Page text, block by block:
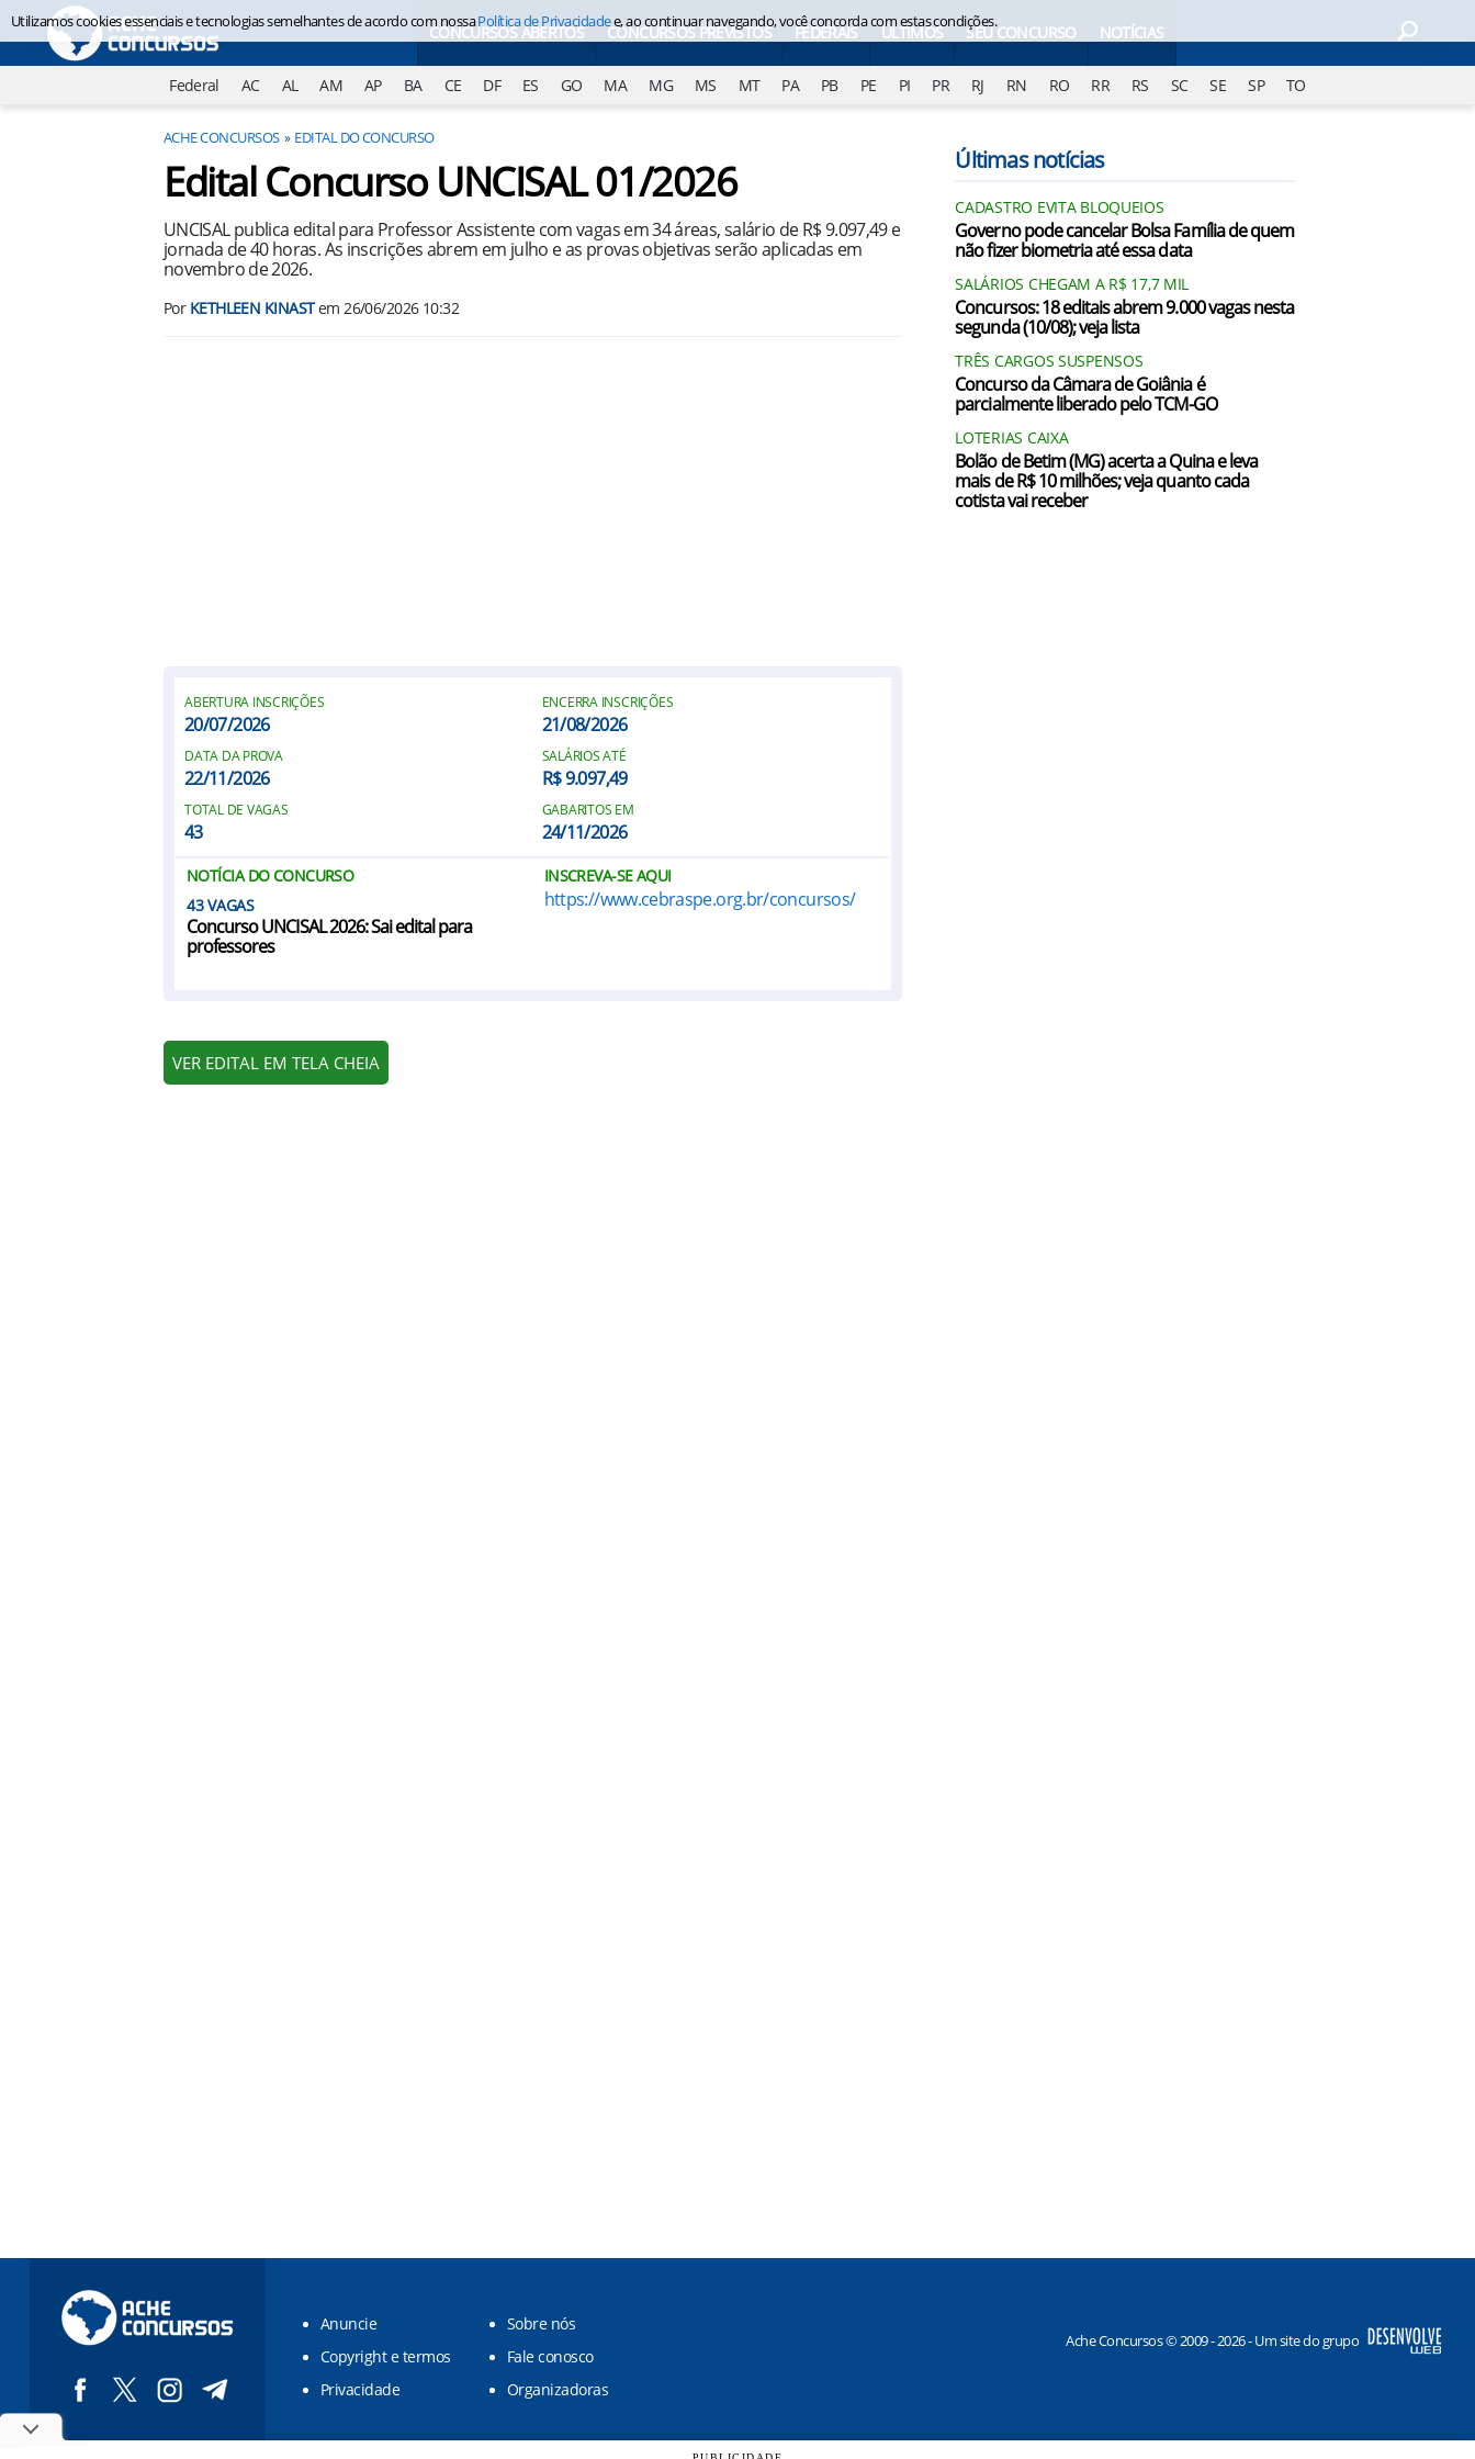
CONCURSOS ABERTOS CONCURSOS PREVISTOS FEDERAIS ÚLTIMOS SEU CONCURSO NOTÍCIAS
Federal AC AL AM AP BA CE DF ES GO MA MG MS MT PA PB PE PI PR RJ RN RO RR RS SC SE SP TO
ACHE CONCURSOS EDITAL DO CONCURSO
Edital Concurso UNCISAL 01/2026
UNCISAL publica edital para Professor Assistente com vagas em 34 áreas, salário de R$ 9.097,49 e
jornada de 40 horas. As inscrições abrem em julho e as provas objetivas serão aplicadas em
novembro de 2026.
Por KETHLEEN KINASTem26/06/2026 10:32
ABERTURA INSCRIÇÕES
20/07/2026
ENCERRA INSCRIÇÕES
21/08/2026
DATA DA PROVA
22/11/2026
SALÁRIOS ATÉ
R$ 9.097,49
TOTAL DE VAGAS
43
GABARITOS EM
24/11/2026
NOTÍCIA DO CONCURSO
43
Concurso UNCISAL 2026: Sai edital para
professores
INSCREVA-SE AQUI
https://www.cebraspe.org.br/concursos/
VER EDITAL EM TELA CHEIA
Últimas notícias
CADASTRO EVITA BLOQUEIOS
Governo pode cancelar Bolsa Família de quem
não fizer biometria até essa data
SALÁRIOS CHEGAM A R$ 17,7 MIL
Concursos: 18 editais abrem 9.000 vagas nesta
segunda (10/08); veja lista
TRÊS CARGOS SUSPENSOS
Concurso da Câmara de Goiânia é
parcialmente liberado pelo TCM-GO
LOTERIAS CAIXA
Bolão de Betim (MG) acerta a Quina e leva
mais de R$ 10 milhões; veja quanto cada
cotista vai receber
Anuncie
Sobre nós
Copyright e termos
Fale conosco
Privacidade
Organizadoras
Ache Concursos © 2009 - 2026 - Um site do grupo
Utilizamos cookies essenciais e tecnologias semelhantes de acordo com nossaPolítica de Privacidadee, ao continuar navegando, você concorda com estas condições.